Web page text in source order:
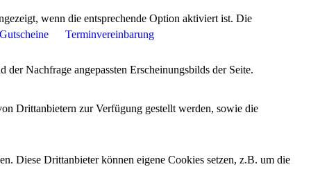
Gutscheine Terminvereinbarung
wenn die entsprechende Option aktiviert ist. Die
Nachfrage angepassten Erscheinungsbilds der Seite.
Drittanbietern zur Verfügung gestellt werden, sowie die
Diese Drittanbieter können eigene Cookies setzen, z.B. um die